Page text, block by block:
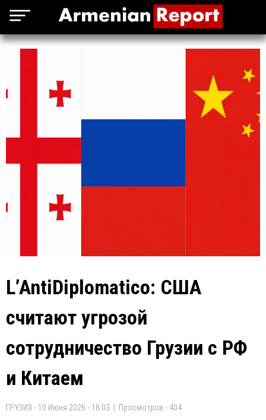
L’AntiDiplomatico: США
считают угрозой
сотрудничество Грузии с РФ
и Китаем
ГРУЗИЯ - 10 Июня 2026 - 18:03 | Просмотров - 404